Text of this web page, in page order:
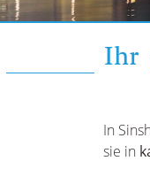
Ihr
In
sie in